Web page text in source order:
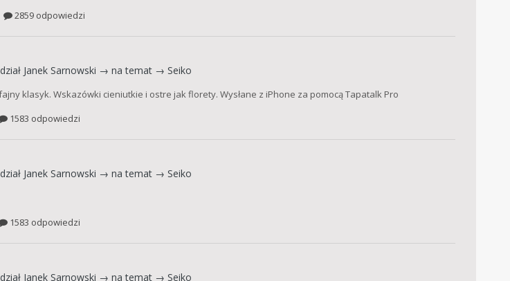
2859 odpowiedzi
Janek Sarnowski → na temat → Seiko
klasyk. Wskazówki cieniutkie i ostre jak florety. Wysłane z iPhone za pomocą Tapatalk Pro
1583 odpowiedzi
Janek Sarnowski → na temat → Seiko
1583 odpowiedzi
Janek Sarnowski → na temat → Seiko